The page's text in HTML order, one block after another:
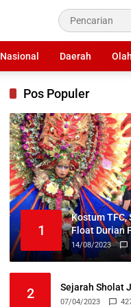
Nasional Daerah
Pos Populer
1
Kostum TFC,
Float Durian
Prestasi di
14/08/2023
2 Sejarah Sholat
07/04/2023